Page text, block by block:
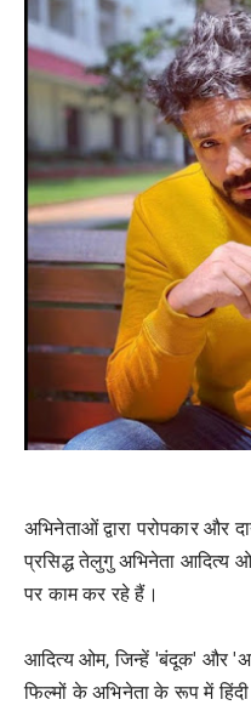
अभिनेताओं द्वारा परोपकार और
प्रसिद्ध तेलुगु अभिनेता आदित्य
पर काम कर रहे हैं।
आदित्य ओम, जिन्हें 'बंदूक' और
फिल्मों के अभिनेता के रूप में